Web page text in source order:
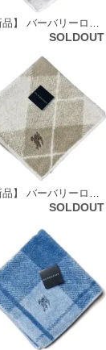
【新品】 バーバリーロンドン BURBERRY LONDON タオルハンカチ 72133
SOLDOUT
【新品】 バーバリーロンドン BURBERRY LONDON タオルハンカチ d-000205
SOLDOUT